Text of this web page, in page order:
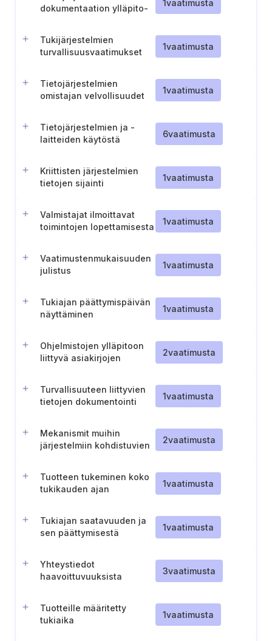
dokumentaation ylläpito-
1vaatimusta
Tukijärjestelmien
turvallisuusvaatimukset
1vaatimusta
Tietojärjestelmien
omistajan velvollisuudet
1vaatimusta
Tietojärjestelmien ja -
laitteiden käytöstä
6vaatimusta
Kriittisten järjestelmien
tietojen sijainti
1vaatimusta
Valmistajat ilmoittavat
toimintojen lopettamisesta
1vaatimusta
Vaatimustenmukaisuuden
julistus
1vaatimusta
Tukiajan päättymispäivän
näyttäminen
1vaatimusta
Ohjelmistojen ylläpitoon
liittyvä asiakirjojen
2vaatimusta
Turvallisuuteen liittyvien
tietojen dokumentointi
1vaatimusta
Mekanismit muihin
järjestelmiin kohdistuvien
minimoimiseksi
2vaatimusta
Tuotteen tukeminen koko
tukikauden ajan
1vaatimusta
Tukiajan saatavuuden ja
sen päättymisestä
1vaatimusta
Yhteystiedot
haavoittuvuuksista
3vaatimusta
Tuotteille määritetty
tukiaika
1vaatimusta